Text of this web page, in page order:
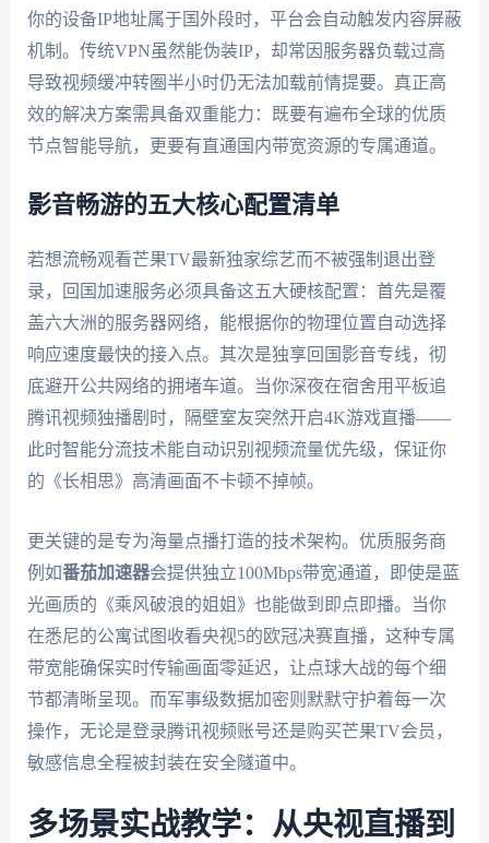
你的设备IP地址属于国外段时，平台会自动触发内容屏蔽
机制。传统VPN虽然能伪装IP，却常因服务器负载过高
导致视频缓冲转圈半小时仍无法加载前情提要。真正高
效的解决方案需具备双重能力：既要有遍布全球的优质
节点智能导航，更要有直通国内带宽资源的专属通道。
影音畅游的五大核心配置清单
若想流畅观看芒果TV最新独家综艺而不被强制退出登
录，回国加速服务必须具备这五大硬核配置：首先是覆
盖六大洲的服务器网络，能根据你的物理位置自动选择
响应速度最快的接入点。其次是独享回国影音专线，彻
底避开公共网络的拥堵车道。当你深夜在宿舍用平板追
腾讯视频独播剧时，隔壁室友突然开启4K游戏直播——
此时智能分流技术能自动识别视频流量优先级，保证你
的《长相思》高清画面不卡顿不掉帧。
更关键的是专为海量点播打造的技术架构。优质服务商
例如番茄加速器会提供独立100Mbps带宽通道，即使是蓝
光画质的《乘风破浪的姐姐》也能做到即点即播。当你
在悉尼的公寓试图收看央视5的欧冠决赛直播，这种专属
带宽能确保实时传输画面零延迟，让点球大战的每个细
节都清晰呈现。而军事级数据加密则默默守护着每一次
操作，无论是登录腾讯视频账号还是购买芒果TV会员，
敏感信息全程被封装在安全隧道中。
多场景实战教学：从央视直播到